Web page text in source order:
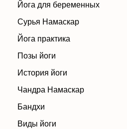
Йога для беременных
Сурья Намаскар
Йога практика
Позы йоги
История йоги
Чандра Намаскар
Бандхи
Виды йоги